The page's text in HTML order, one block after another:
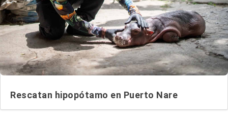
Rescatan hipopótamo en Puerto Nare